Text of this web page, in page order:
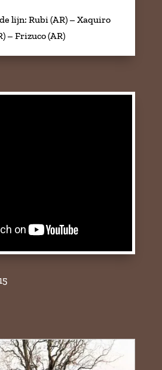
lijn: Rubi (AR) – Xaquiro
– Frizuco (AR)